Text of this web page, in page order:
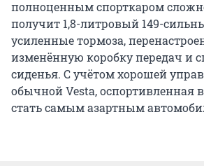
получит 1,8-литровый 149-
усиленные тормоза,
изменённую коробку передач и
сиденья. С учётом хорошей
обычной Vesta, оспортивленная
стать самым азартным